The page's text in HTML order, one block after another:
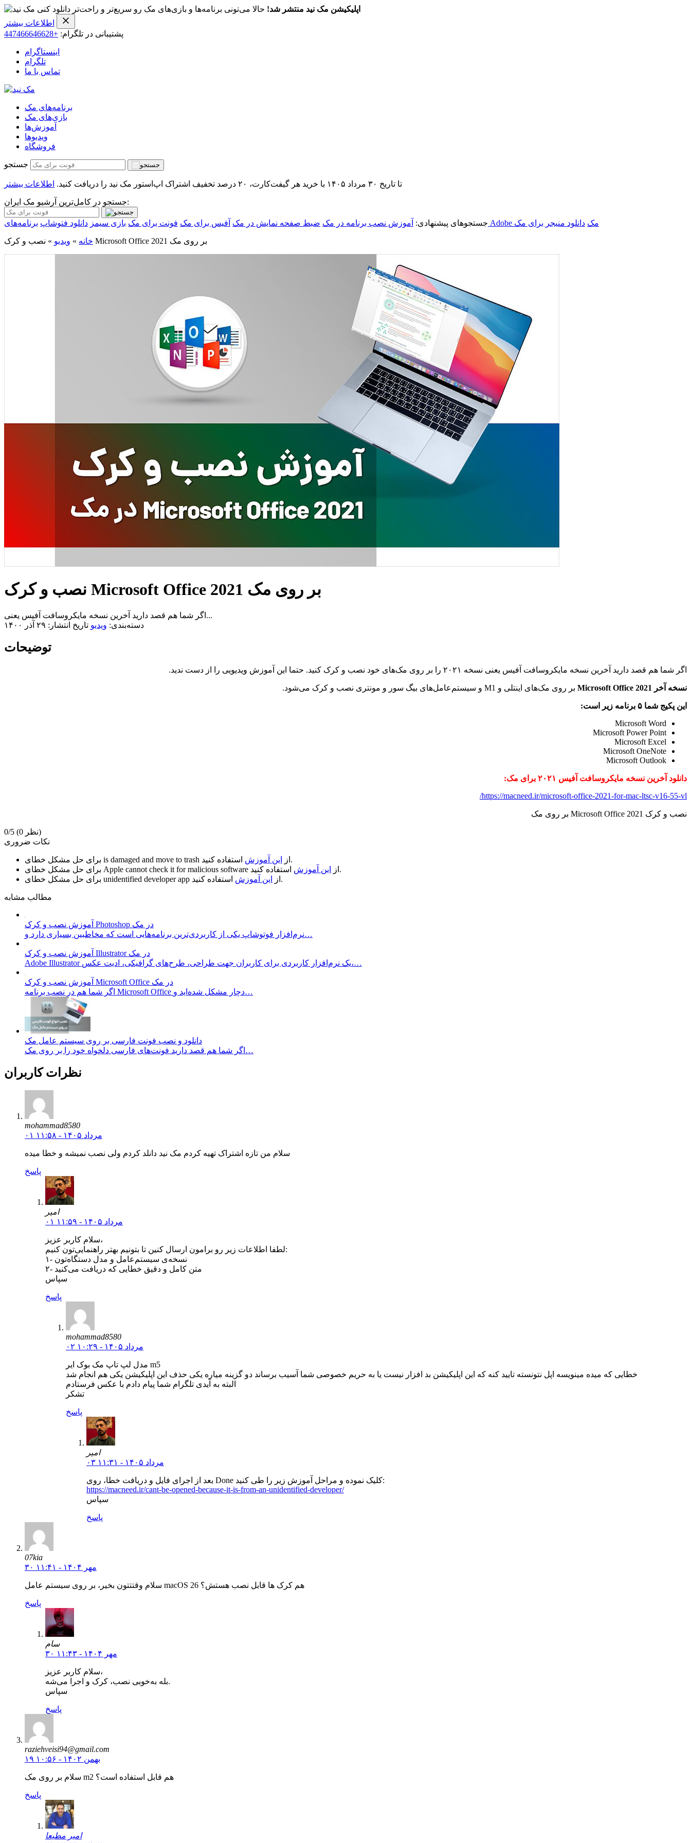
اپلیکیشن مک نید منتشر شد! حالا می‌تونی برنامه‌ها و بازی‌های مک رو سریع‌تر و راحت‌تر دانلود کنی
اطلاعات بیشتر
پشتیبانی در تلگرام: +447466646628
اینستاگرام
تلگرام
تماس با ما
برنامه‌های مک
بازی‌های مک
آموزش‌ها
ویدیو‌ها
فروشگاه
جستجو
تا تاریخ ۳۰ مرداد ۱۴۰۵ با خرید هر گیفت‌کارت، ۲۰ درصد تخفیف اشتراک اپ‌استور مک نید را دریافت کنید. اطلاعات بیشتر
جستجو در کامل‌ترین آرشیو مک ایران:
جستجوهای پیشنهادی: آموزش نصب برنامه در مک ضبط صفحه نمایش در مک آفیس برای مک فونت برای مک بازی سیمز دانلود فتوشاپ برنامه‌های Adobe مک دانلود منیجر برای مک
خانه » ویدیو » نصب و کرک Microsoft Office 2021 بر روی مک
نصب و کرک Microsoft Office 2021 بر روی مک
اگر شما هم قصد دارید آخرین نسخه مایکروسافت آفیس یعنی...
دسته‌بندی: ویدیو تاریخ انتشار: ۲۹ آذر ۱۴۰۰
توضیحات
اگر شما هم قصد دارید آخرین نسخه مایکروسافت آفیس یعنی نسخه ۲۰۲۱ را بر روی مک‌های خود نصب و کرک کنید. حتما این آموزش ویدیویی را از دست ندید.
نسخه آخر Microsoft Office 2021 بر روی مک‌های اینتلی و M1 و سیستم‌عامل‌های بیگ سور و مونتری نصب و کرک می‌شود.
این پکیج شما ۵ برنامه زیر است:
Microsoft Word
Microsoft Power Point
Microsoft Excel
Microsoft OneNote
Microsoft Outlook
دانلود آخرین نسخه مایکروسافت آفیس ۲۰۲۱ برای مک:
https://macneed.ir/microsoft-office-2021-for-mac-ltsc-v16-55-vl/
نصب و کرک Microsoft Office 2021 بر روی مک
0/5
(0 نظر)
نکات ضروری
is damaged and move to trash از این آموزش
استفاده کنید.
Apple cannot check it for malicious software از این آموزش
استفاده کنید.
unidentified developer app از این آموزش استفاده کنید.
مطالب مشابه
آموزش نصب و کرک Photoshop در مک
نرم‌افزار فوتوشاپ یکی از کاربردی‌ترین برنامه‌هایی است که مخاطبین بسیاری دارد و…
آموزش نصب و کرک Illustrator در مک
Adobe Illustrator یک نرم‌افزار کاربردی برای کاربران جهت طراحی، طرح‌های گرافیکی، ادیت عکس،…
آموزش نصب و کرک Microsoft Office در مک
اگر شما هم در نصب برنامه Microsoft Office دچار مشکل شده‌اید و…
دانلود و نصب فونت فارسی بر روی سیستم عامل مک
اگر شما هم قصد دارید فونت‌های فارسی دلخواه خود را بر روی مک…
نظرات کاربران
mohammad8580
۰۱ مرداد ۱۴۰۵ - ۱۱:۵۸
سلام من تازه اشتراک تهیه کردم مک نید دانلد کردم ولی نصب نمیشه و خطا میده
پاسخ
امیر
۰۱ مرداد ۱۴۰۵ - ۱۱:۵۹
سلام کاربر عزیز،
لطفا اطلاعات زیر رو برامون ارسال کنین تا بتونیم بهتر راهنمایی‌تون کنیم:
۱- نسخه‌ی سیستم‌عامل و مدل دستگاه‌تون
۲- متن کامل و دقیق خطایی که دریافت می‌کنید
سپاس
پاسخ
mohammad8580
۰۲ مرداد ۱۴۰۵ - ۱۰:۲۹
مدل لپ تاپ مک بوک ایر m5
خطایی که میده مینویسه اپل نتونسته تایید کنه که این اپلیکیشن بد افزار نیست یا به حریم خصوصی شما آسیب برساند دو گزینه میاره یکی حذف این اپلیکیشن یکی هم انجام شد
البته به آیدی تلگرام شما پیام دادم با عکس فرستادم
تشکر
پاسخ
امیر
۰۳ مرداد ۱۴۰۵ - ۱۱:۳۱
بعد از اجرای فایل و دریافت خطا، روی Done کلیک نموده و مراحل آموزش زیر را طی کنید:
https://macneed.ir/cant-be-opened-because-it-is-from-an-unidentified-developer/
سپاس
پاسخ
07kia
۳۰ مهر ۱۴۰۴ - ۱۱:۴۱
سلام وقتتتون بخیر، بر روی سیستم عامل macOS 26 هم کرک ها قابل نصب هستش؟
پاسخ
سام
۳۰ مهر ۱۴۰۴ - ۱۱:۴۳
سلام کاربر عزیز،
بله به‌خوبی نصب، کرک و اجرا می‌شه.
سپاس
پاسخ
raziehveisi94@gmail.com
۱۹ بهمن ۱۴۰۲ - ۱۰:۵۶
سلام بر روی مک m2 هم قابل استفاده است؟
پاسخ
امیر مطیعا